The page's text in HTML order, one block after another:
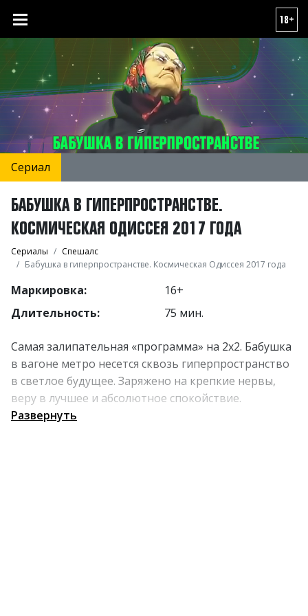
18+
Сериал
БАБУШКА В ГИПЕРПРОСТРАНСТВЕ.
КОСМИЧЕСКАЯ ОДИССЕЯ 2017 ГОДА
Сериалы
Спешалс
Бабушка в гиперпространстве. Космическая Одиссея 2017 года
Маркировка:
16+
Длительность:
75 мин.
Самая залипательная «программа» на 2х2. Бабушка
в вагоне метро несется сквозь гиперпространство
в светлое будущее. Заряжено на крепкие нервы,
веру в лучшее и абсолютное спокойствие.
Развернуть